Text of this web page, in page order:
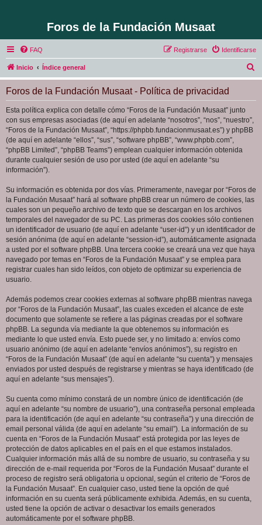
Foros de la Fundación Musaat
FAQ Identificarse
Registrarse
Inicio Índice general
u
Foros de la Fundación Musaat - Política de privacidad
Esta política explica con detalle cómo “Foros de la Fundación Musaat” junto
con sus empresas asociadas (de aquí en adelante “nosotros”, “nos”, “nuestro”,
“Foros de la Fundación Musaat”, “https://phpbb.fundacionmusaat.es”) y phpBB
(de aquí en adelante “ellos”, “sus”, “software phpBB”, “www.phpbb.com”,
“phpBB Limited”, “phpBB Teams”) emplean cualquier información obtenida
durante cualquier sesión de uso por usted (de aquí en adelante “su
información”).
Su información es obtenida por dos vías. Primeramente, navegar por “Foros de
la Fundación Musaat” hará al software phpBB crear un número de cookies, las
cuales son un pequeño archivo de texto que se descargan en los archivos
temporales del navegador de su PC. Las primeras dos cookies sólo contienen
un identificador de usuario (de aquí en adelante “user-id”) y un identificador de
sesión anónima (de aquí en adelante “session-id”), automáticamente asignada
a usted por el software phpBB. Una tercera cookie se creará una vez que haya
navegado por temas en “Foros de la Fundación Musaat” y se emplea para
registrar cuales han sido leídos, con objeto de optimizar su experiencia de
usuario.
Además podemos crear cookies externas al software phpBB mientras navega
por “Foros de la Fundación Musaat”, las cuales exceden el alcance de este
documento que solamente se refiere a las páginas creadas por el software
phpBB. La segunda vía mediante la que obtenemos su información es
mediante lo que usted envía. Esto puede ser, y no limitado a: envíos como
usuario anónimo (de aquí en adelante “envíos anónimos”), su registro en
“Foros de la Fundación Musaat” (de aquí en adelante “su cuenta”) y mensajes
enviados por usted después de registrarse y mientras se haya identificado (de
aquí en adelante “sus mensajes”).
Su cuenta como mínimo constará de un nombre único de identificación (de
aquí en adelante “su nombre de usuario”), una contraseña personal empleada
para la identificación (de aquí en adelante “su contraseña”) y una dirección de
email personal válida (de aquí en adelante “su email”). La información de su
cuenta en “Foros de la Fundación Musaat” está protegida por las leyes de
protección de datos aplicables en el país en el que estamos instalados.
Cualquier información más allá de su nombre de usuario, su contraseña y su
dirección de e-mail requerida por “Foros de la Fundación Musaat” durante el
proceso de registro será obligatoria u opcional, según el criterio de “Foros de
la Fundación Musaat”. En cualquier caso, usted tiene la opción de qué
información en su cuenta será públicamente exhibida. Además, en su cuenta,
usted tiene la opción de activar o desactivar los emails generados
automáticamente por el software phpBB.